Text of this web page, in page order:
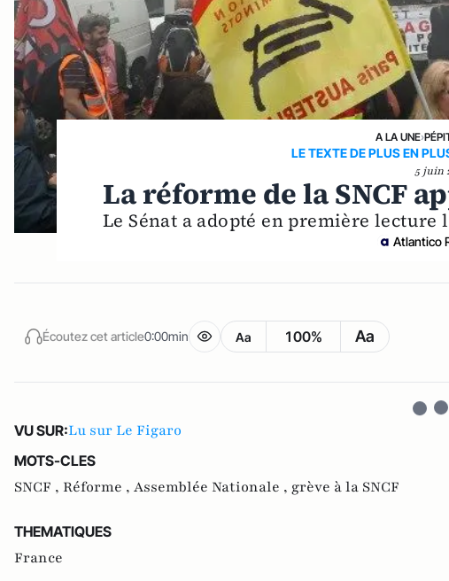
A LA UNE›
LE TEXTE DE PLUS EN
5 juin
La réforme de la SNCF
Le Sénat a adopté en première
Atlantico
Écoutez cet article0:00min Aa 100% Aa
VU SUR:Lu sur Le Figaro
MOTS-CLES
SNCF , Réforme , Assemblée Nationale , grève à la SNCF
THEMATIQUES
France